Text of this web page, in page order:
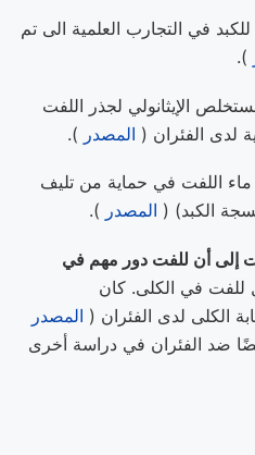
في التجارب العلمية الى تم
).
الإيثانولي لجذر اللفت
لدى الفئران ( المصدر ).
اللفت في حماية من تليف
الكبد) ( المصدر ).
إلى أن للفت دور مهم في
للفت في الكلى. كان
الكلى لدى الفئران ( المصدر
ضد الفئران في دراسة أخرى